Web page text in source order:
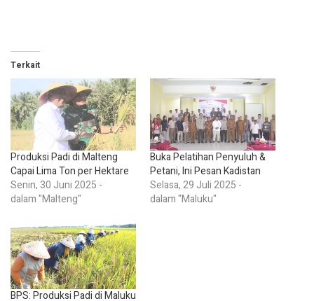
Terkait
Produksi Padi di Malteng
Capai Lima Ton per Hektare
Senin, 30 Juni 2025 -
dalam "Malteng"
Buka Pelatihan Penyuluh &
Petani, Ini Pesan Kadistan
Selasa, 29 Juli 2025 -
dalam "Maluku"
BPS: Produksi Padi di Maluku